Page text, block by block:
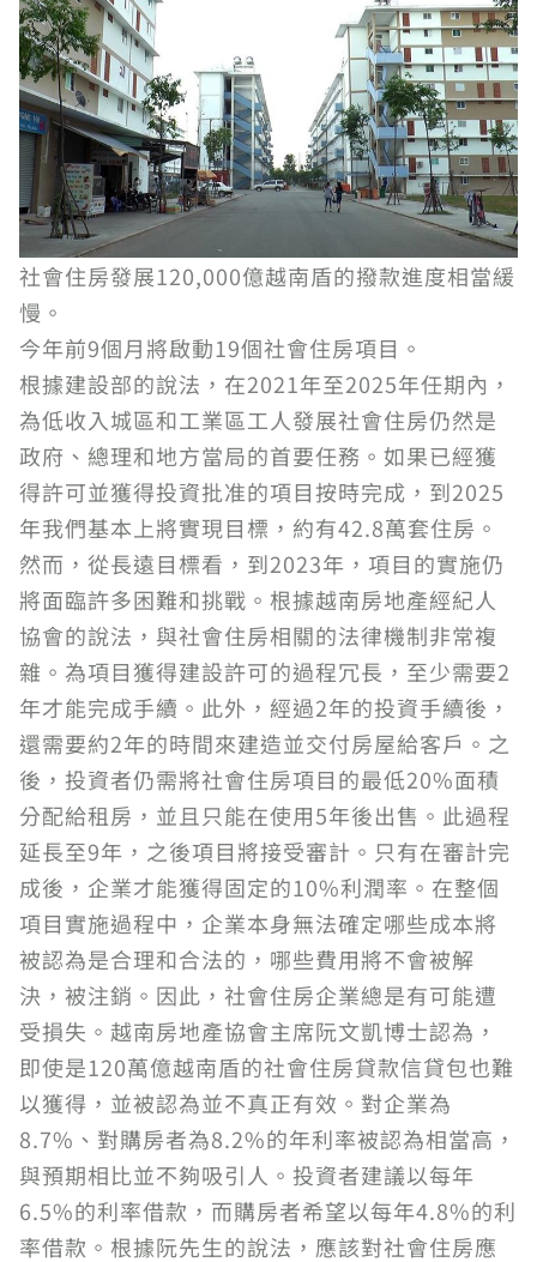
社會住房發展120,000億越南盾的撥款進度相當緩
慢。
今年前9個月將啟動19個社會住房項目。
根據建設部的說法，在2021年至2025年任期內，
為低收入城區和工業區工人發展社會住房仍然是
政府、總理和地方當局的首要任務。如果已經獲
得許可並獲得投資批准的項目按時完成，到2025
年我們基本上將實現目標，約有42.8萬套住房。
然而，從長遠目標看，到2023年，項目的實施仍
將面臨許多困難和挑戰。根據越南房地產經紀人
協會的說法，與社會住房相關的法律機制非常複
雜。為項目獲得建設許可的過程冗長，至少需要2
年才能完成手續。此外，經過2年的投資手續後，
還需要約2年的時間來建造並交付房屋給客戶。之
後，投資者仍需將社會住房項目的最低20%面積
分配給租房，並且只能在使用5年後出售。此過程
延長至9年，之後項目將接受審計。只有在審計完
成後，企業才能獲得固定的10%利潤率。在整個
項目實施過程中，企業本身無法確定哪些成本將
被認為是合理和合法的，哪些費用將不會被解
決，被注銷。因此，社會住房企業總是有可能遭
受損失。越南房地產協會主席阮文凱博士認為，
即使是120萬億越南盾的社會住房貸款信貸包也難
以獲得，並被認為並不真正有效。對企業為
8.7%、對購房者為8.2%的年利率被認為相當高，
與預期相比並不夠吸引人。投資者建議以每年
6.5%的利率借款，而購房者希望以每年4.8%的利
率借款。根據阮先生的說法，應該對社會住房應